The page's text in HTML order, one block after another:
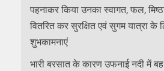
पहनाकर किया उनका स्वागत, फल,
वितरित कर सुरक्षित एवं सुगम यात्रा के
शुभकामनाएं
भारी बरसात के कारण उफनाई नदी में